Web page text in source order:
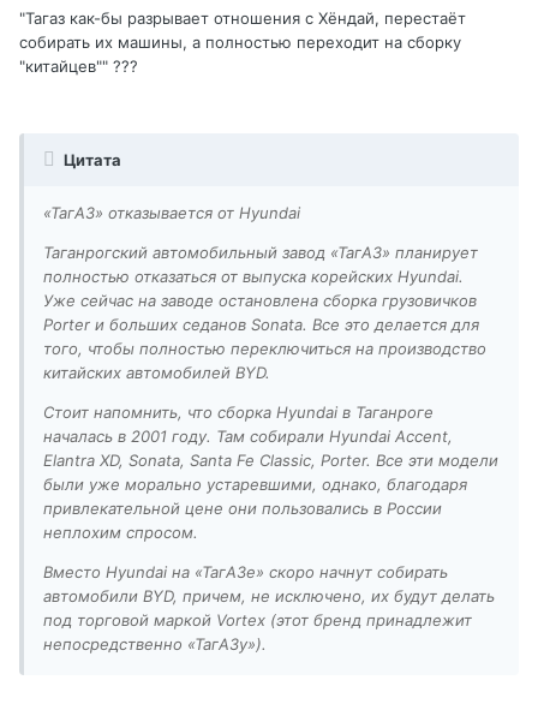
"Тагаз как-бы разрывает отношения с Хёндай, перестаёт
собирать их машины, а полностью переходит на сборку
"китайцев"" ???
Цитата
«ТагАЗ» отказывается от Hyundai
Таганрогский автомобильный завод «ТагАЗ» планирует
полностью отказаться от выпуска корейских Hyundai.
Уже сейчас на заводе остановлена сборка грузовичков
Porter и больших седанов Sonata. Все это делается для
того, чтобы полностью переключиться на производство
китайских автомобилей BYD.
Стоит напомнить, что сборка Hyundai в Таганроге
началась в 2001 году. Там собирали Hyundai Accent,
Elantra XD, Sonata, Santa Fe Classic, Porter. Все эти модели
были уже морально устаревшими, однако, благодаря
привлекательной цене они пользовались в России
неплохим спросом.
Вместо Hyundai на «ТагАЗе» скоро начнут собирать
автомобили BYD, причем, не исключено, их будут делать
под торговой маркой Vortex (этот бренд принадлежит
непосредственно «ТагАЗу»).